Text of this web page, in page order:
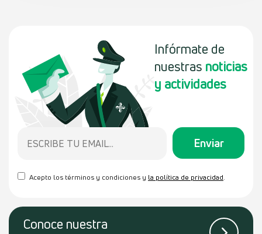
Infórmate de
nuestras noticias
y actividades
Acepto los términos y condiciones y la política de privacidad.
Conoce nuestra